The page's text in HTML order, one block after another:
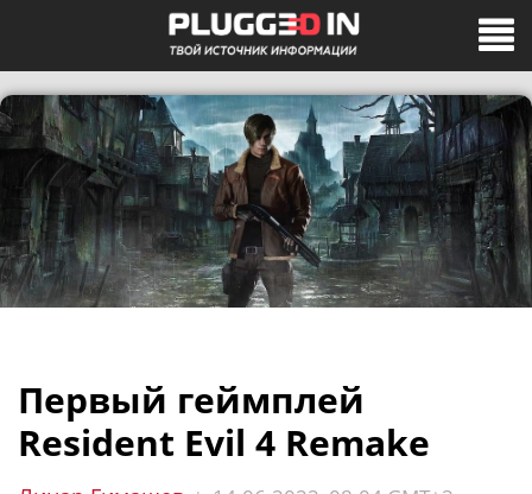
Первый геймплей
Resident Evil 4 Remake